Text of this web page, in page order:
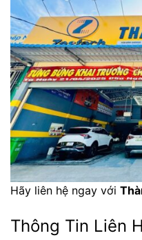
Hãy liên hệ ngay với
Thông Tin Liên